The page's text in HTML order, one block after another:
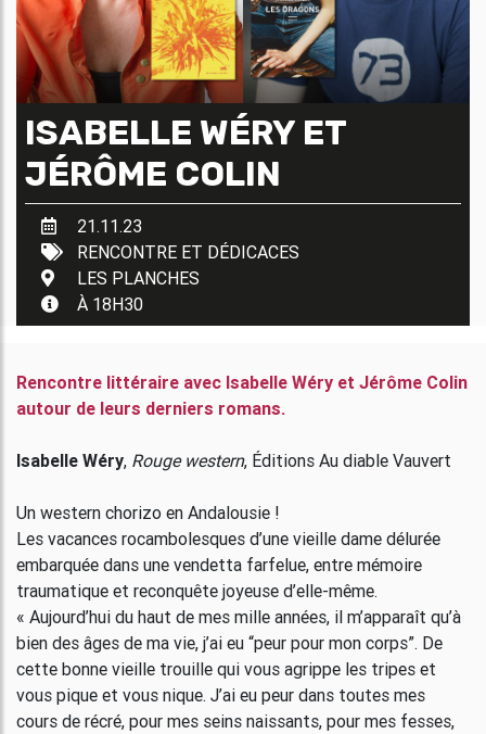
ISABELLE WÉRY ET
JÉRÔME COLIN
21.11.23
RENCONTRE ET DÉDICACES
LES PLANCHES
À 18H30
Rencontre littéraire avec Isabelle Wéry et Jérôme Colin
autour de leurs derniers romans.
Isabelle Wéry, Rouge western, Éditions Au diable Vauvert
Un western chorizo en Andalousie !
Les vacances rocambolesques d’une vieille dame délurée
embarquée dans une vendetta farfelue, entre mémoire
traumatique et reconquête joyeuse d’elle-même.
« Aujourd’hui du haut de mes mille années, il m’apparaît qu’à
bien des âges de ma vie, j’ai eu “peur pour mon corps”. De
cette bonne vieille trouille qui vous agrippe les tripes et
vous pique et vous nique. J’ai eu peur dans toutes mes
cours de récré, pour mes seins naissants, pour mes fesses,